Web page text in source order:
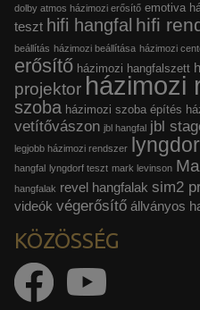
dolby atmos házimozi erősítő emotiva
teszt hifi hangfal hifi
beállítás házimozi beállítása házimozi
erősítő házimozi hangfalszett
projektor házimozi
szoba házimozi szoba építés
vetítővászon jbl hangfal jbl
legjobb házimozi rendszer
hangfal
lyngdorf teszt mark levinson
hangfalak revel hangfalak sim2
videók végerősítő állványos
KÖZÖSSÉG